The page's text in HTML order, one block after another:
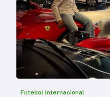
Futebol internacional